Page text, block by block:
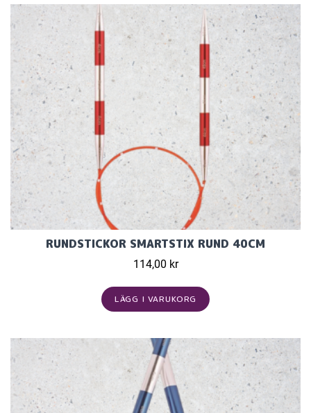
RUNDSTICKOR SMARTSTIX RUND 40CM
114,00 kr
LÄGG I VARUKORG